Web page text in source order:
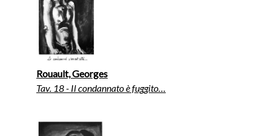
Rouault, Georges
Tav. 18 - Il condannato è fuggito…